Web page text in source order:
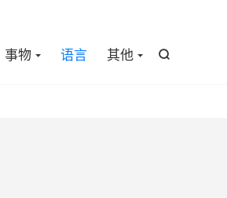

事物 语言 其他